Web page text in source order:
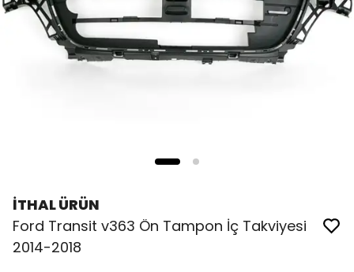
İTHAL ÜRÜN
Ford Transit v363 Ön Tampon İç Takviyesi
2014-2018